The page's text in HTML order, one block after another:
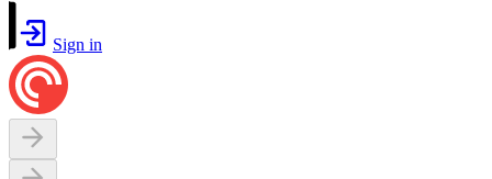
Sign in